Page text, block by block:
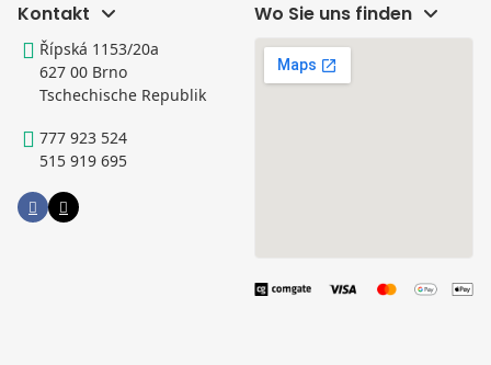
Kontakt
Řípská 1153/20a
627 00 Brno
Tschechische Republik
777 923 524
515 919 695
Wo Sie uns finden